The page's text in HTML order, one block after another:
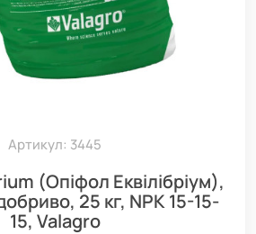
Артикул: 3445
(Опіфол Еквілібріум),
25 кг, NPK 15-15-
15, Valagro